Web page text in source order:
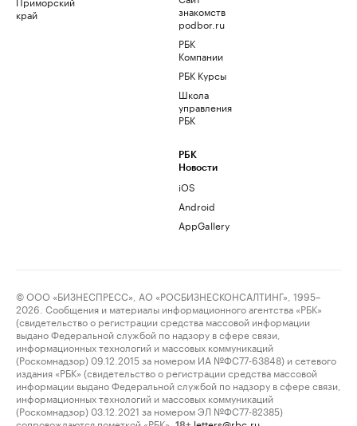
край
знакомств
podbor.ru
РБК
Компании
РБК Курсы
Школа
управления
РБК
РБК
Новости
iOS
Android
AppGallery
© ООО «БИЗНЕСПРЕСС», АО «РОСБИЗНЕСКОНСАЛТИНГ», 1995–
2026. Сообщения и материалы информационного агентства «РБК»
(свидетельство о регистрации средства массовой информации
выдано Федеральной службой по надзору в сфере связи,
информационных технологий и массовых коммуникаций
(Роскомнадзор) 09.12.2015 за номером ИА №ФС77-63848) и сетевого
издания «РБК» (свидетельство о регистрации средства массовой
информации выдано Федеральной службой по надзору в сфере связи,
информационных технологий и массовых коммуникаций
(Роскомнадзор) 03.12.2021 за номером ЭЛ №ФС77-82385)